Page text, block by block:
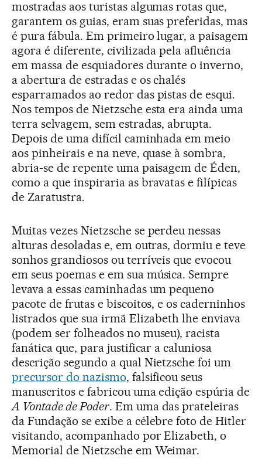
mostradas aos turistas algumas rotas que,
garantem os guias, eram suas preferidas, mas
é pura fábula. Em primeiro lugar, a paisagem
agora é diferente, civilizada pela afluência
em massa de esquiadores durante o inverno,
a abertura de estradas e os chalés
esparramados ao redor das pistas de esqui.
Nos tempos de Nietzsche esta era ainda uma
terra selvagem, sem estradas, abrupta.
Depois de uma difícil caminhada em meio
aos pinheirais e na neve, quase à sombra,
abria-se de repente uma paisagem de Éden,
como a que inspiraria as bravatas e filípicas
de Zaratustra.
Muitas vezes Nietzsche se perdeu nessas
alturas desoladas e, em outras, dormiu e teve
sonhos grandiosos ou terríveis que evocou
em seus poemas e em sua música. Sempre
levava a essas caminhadas um pequeno
pacote de frutas e biscoitos, e os caderninhos
listrados que sua irmã Elizabeth lhe enviava
(podem ser folheados no museu), racista
fanática que, para justificar a caluniosa
descrição segundo a qual Nietzsche foi um
precursor do nazismo, falsificou seus
manuscritos e fabricou uma edição espúria de
A Vontade de Poder. Em uma das prateleiras
da Fundação se exibe a célebre foto de Hitler
visitando, acompanhado por Elizabeth, o
Memorial de Nietzsche em Weimar.